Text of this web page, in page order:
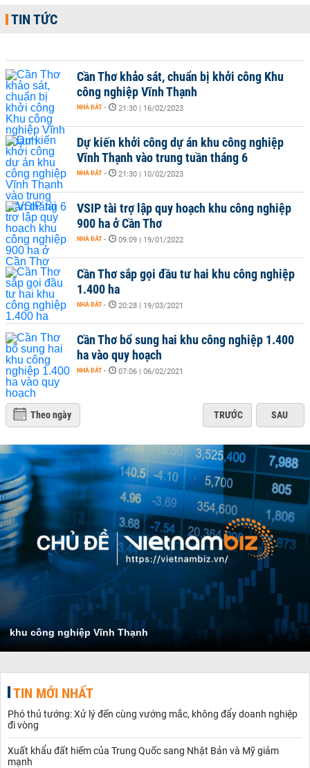
TIN TỨC
Cần Thơ khảo sát, chuẩn bị khởi công Khu
công nghiệp Vĩnh Thạnh
NHÀ ĐẤT - 21:30 | 16/02/2023
Dự kiến khởi công dự án khu công nghiệp
Vĩnh Thạnh vào trung tuần tháng 6
NHÀ ĐẤT - 21:30 | 10/02/2023
VSIP tài trợ lập quy hoạch khu công nghiệp
900 ha ở Cần Thơ
NHÀ ĐẤT - 09:09 | 19/01/2022
Cần Thơ sắp gọi đầu tư hai khu công nghiệp
1.400 ha
NHÀ ĐẤT - 20:28 | 19/03/2021
Cần Thơ bổ sung hai khu công nghiệp 1.400
ha vào quy hoạch
NHÀ ĐẤT - 07:06 | 06/02/2021
Theo ngày TRƯỚC SAU
khu công nghiệp Vĩnh Thạnh
TIN MỚI NHẤT
Phó thủ tướng: Xử lý đến cùng vướng mắc, không đẩy doanh nghiệp
đi vòng
Xuất khẩu đất hiếm của Trung Quốc sang Nhật Bản và Mỹ giảm
mạnh